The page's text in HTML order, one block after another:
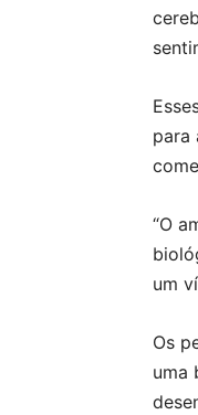
para
“O
um
Os
uma